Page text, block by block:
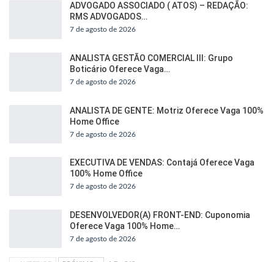
ADVOGADO ASSOCIADO ( ATOS) – REDAÇÃO:
RMS ADVOGADOS…
7 de agosto de 2026
ANALISTA GESTÃO COMERCIAL III: Grupo
Boticário Oferece Vaga…
7 de agosto de 2026
ANALISTA DE GENTE: Motriz Oferece Vaga 100%
Home Office
7 de agosto de 2026
EXECUTIVA DE VENDAS: Contajá Oferece Vaga
100% Home Office
7 de agosto de 2026
DESENVOLVEDOR(A) FRONT-END: Cuponomia
Oferece Vaga 100% Home…
7 de agosto de 2026